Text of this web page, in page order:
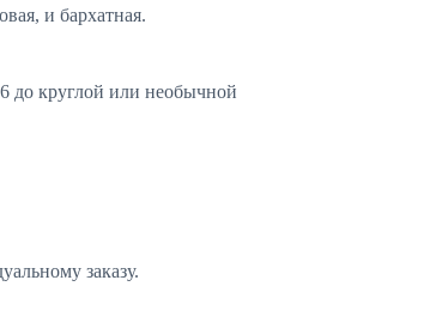
и бархатная.
до круглой или необычной
заказу.